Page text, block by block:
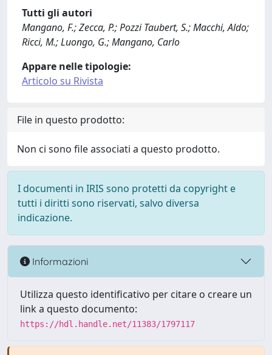
Tutti gli autori
Mangano, F.; Zecca, P.; Pozzi Taubert, S.; Macchi, Aldo;
Ricci, M.; Luongo, G.; Mangano, Carlo
Appare nelle tipologie:
Articolo su Rivista
File in questo prodotto:
Non ci sono file associati a questo prodotto.
I documenti in IRIS sono protetti da copyright e
tutti i diritti sono riservati, salvo diversa
indicazione.
Informazioni
Utilizza questo identificativo per citare o creare un
link a questo documento:
https://hdl.handle.net/11383/1797117